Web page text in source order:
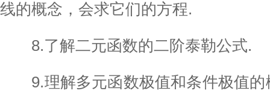
线的概念，会求它们的方程.
8.了解二元函数的二阶泰勒公式.
9.理解多元函数极值和条件极值的